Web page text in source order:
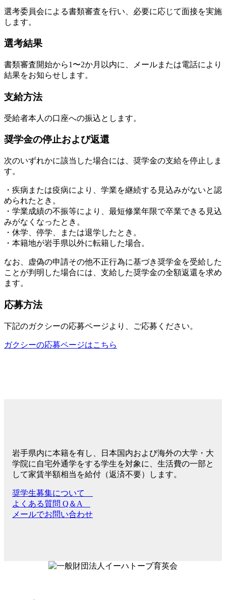
選考委員会による書類審査を行い、必要に応じて面接を実施
します。
選考結果
書類審査開始から1〜2か月以内に、メールまたは電話により
結果をお知らせします。
支給方法
受給者本人の口座への振込とします。
奨学金の停止および返還
次のいずれかに該当した場合には、奨学金の支給を停止しま
す。
・疾病または疫病により、学業を継続する見込みがないと認
められたとき。
・学業成績の不振等により、最短修業年限で卒業できる見込
みがなくなったとき。
・休学、停学、または退学したとき。
・本籍地が岩手県以外に転籍した場合。
なお、虚偽の申請その他不正行為に基づき奨学金を受給した
ことが判明した場合には、支給した奨学金の全額返還を求め
ます。
応募方法
下記のガクシーの応募ページより、ご応募ください。
ガクシーの応募ページはこちら
岩手県内に本籍を有し、日本国内および海外の大学・大
学院に自宅外通学をする学生を対象に、生活費の一部と
して家賃半額相当を給付（返済不要）します。
奨学生募集について
よくある質問 Q＆A
メールでお問い合わせ